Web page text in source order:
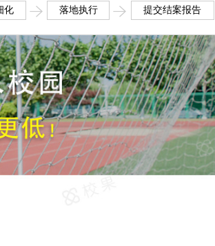
化 落地执行 提交结案报告